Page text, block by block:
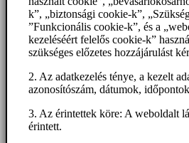
k”, „biztonsági cookie-k”,
”Funkcionális cookie-k”, és a
kezeléséért felelős cookie-k”
szükséges előzetes hozzájárulást
2. Az adatkezelés ténye, a kezelt
azonosítószám, dátumok, időpontok
3. Az érintettek köre: A weboldalt
érintett.